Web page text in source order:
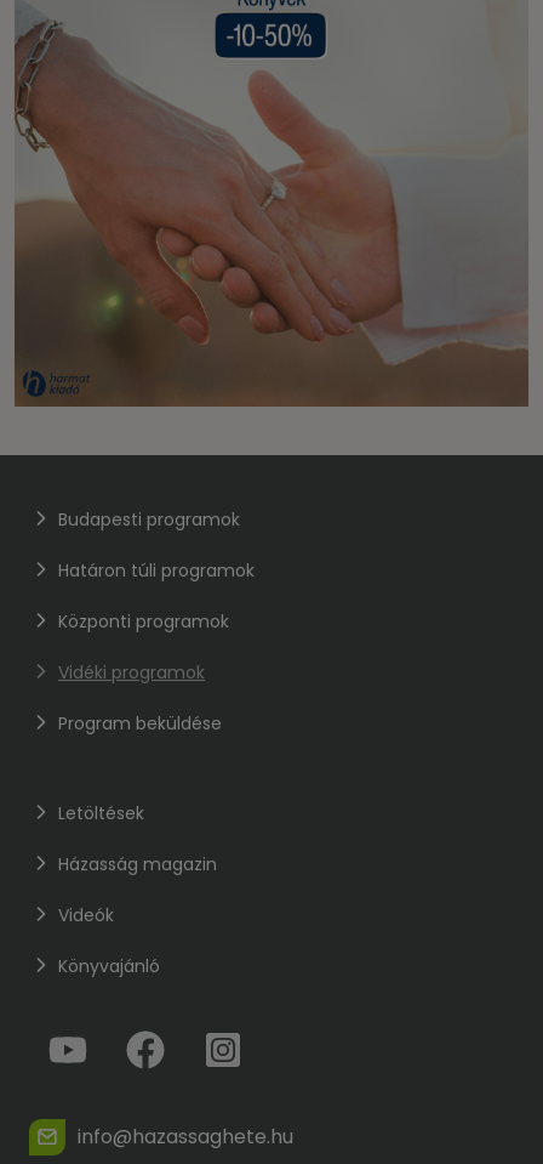
Budapesti programok
Határon túli programok
Központi programok
Vidéki programok
Program beküldése
Letöltések
Házasság magazin
Videók
Könyvajánló
info@hazassaghete.hu